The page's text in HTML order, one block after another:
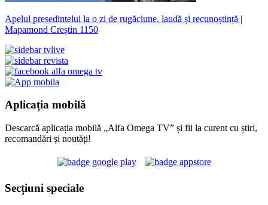
Apelul președintelui la o zi de rugăciune, laudă și recunoștință |
Mapamond Creștin 1150
Aplicația mobilă
Descarcă aplicația mobilă „Alfa Omega TV” și fii la curent cu știri,
recomandări și noutăți!
Secțiuni speciale